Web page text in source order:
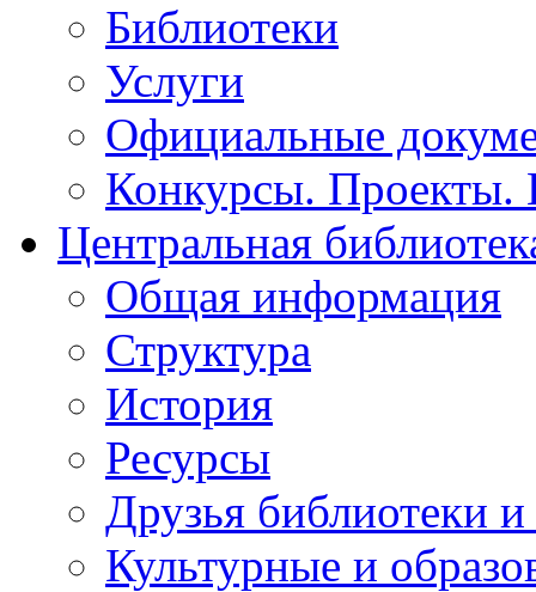
Библиотеки
Услуги
Официальные
Конкурсы.
Центральная
Общая информация
Структура
История
Ресурсы
Друзья библиотеки
Культурные и